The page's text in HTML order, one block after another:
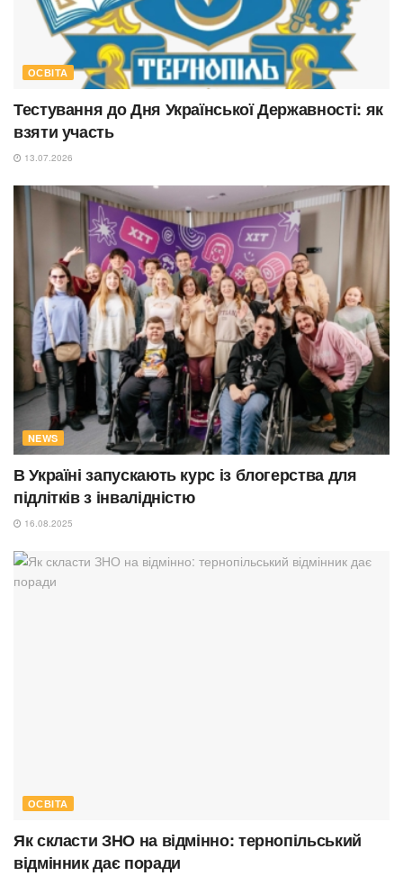
ОСВІТА
Тестування до Дня Української Державності: як
взяти участь
13.07.2026
NEWS
В Україні запускають курс із блогерства для
підлітків з інвалідністю
16.08.2025
ОСВІТА
Як скласти ЗНО на відмінно: тернопільський
відмінник дає поради